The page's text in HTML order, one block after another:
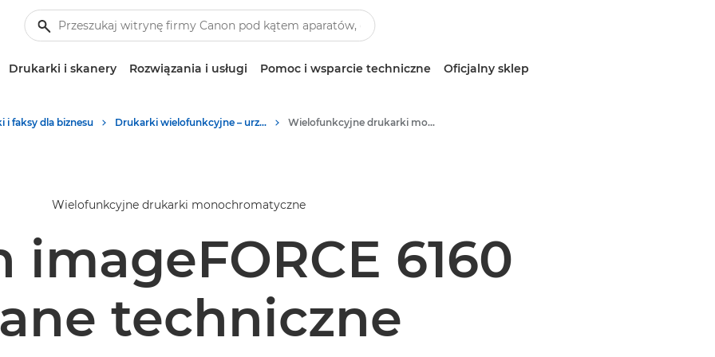
Drukarki i skanery Rozwiązania i usługi Pomoc i wsparcie techniczne Oficjalny sklep
i faksy dla biznesu Drukarki wielofunkcyjne – urządzenia wielofunkcyjne Wielofunkcyjne drukarki monochromatyczne
Wielofunkcyjne drukarki monochromatyczne
imageFORCE 6160
techniczne